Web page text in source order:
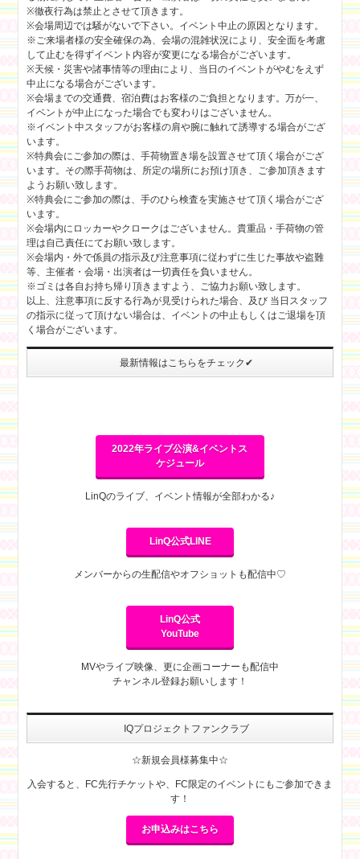
※徹夜行為は禁止とさせて頂きます。
※会場周辺では騒がないで下さい。イベント中止の原因となります。
※ご来場者様の安全確保の為、会場の混雑状況により、安全面を考慮
して止むを得ずイベント内容が変更になる場合がございます。
※天候・災害や諸事情等の理由により、当日のイベントがやむをえず
中止になる場合がございます。
※会場までの交通費、宿泊費はお客様のご負担となります。万が一、
イベントが中止になった場合でも変わりはございません。
※イベント中スタッフがお客様の肩や腕に触れて誘導する場合がござ
います。
※特典会にご参加の際は、手荷物置き場を設置させて頂く場合がござ
います。その際手荷物は、所定の場所にお預け頂き、ご参加頂きます
ようお願い致します。
※特典会にご参加の際は、手のひら検査を実施させて頂く場合がござ
います。
※会場内にロッカーやクロークはございません。貴重品・手荷物の管
理は自己責任にてお願い致します。
※会場内・外で係員の指示及び注意事項に従わずに生じた事故や盗難
等、主催者・会場・出演者は一切責任を負いません。
※ゴミは各自お持ち帰り頂きますよう、ご協力お願い致します。
以上、注意事項に反する行為が見受けられた場合、及び 当日スタッフ
の指示に従って頂けない場合は、イベントの中止もしくはご退場を頂
く場合がございます。
最新情報はこちらをチェック✔
2022年ライブ公演&イベントス
ケジュール
LinQのライブ、イベント情報が全部わかる♪
LinQ公式LINE
メンバーからの生配信やオフショットも配信中♡
LinQ公式
YouTube
MVやライブ映像、更に企画コーナーも配信中
チャンネル登録お願いします！
IQプロジェクトファンクラブ
☆新規会員様募集中☆
入会すると、FC先行チケットや、FC限定のイベントにもご参加できま
す！
お申込みはこちら